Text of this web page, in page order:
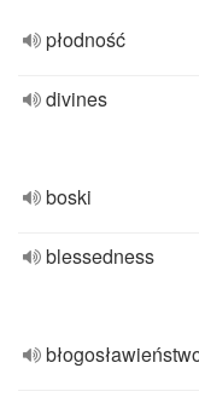
płodność
divines
boski
blessedness